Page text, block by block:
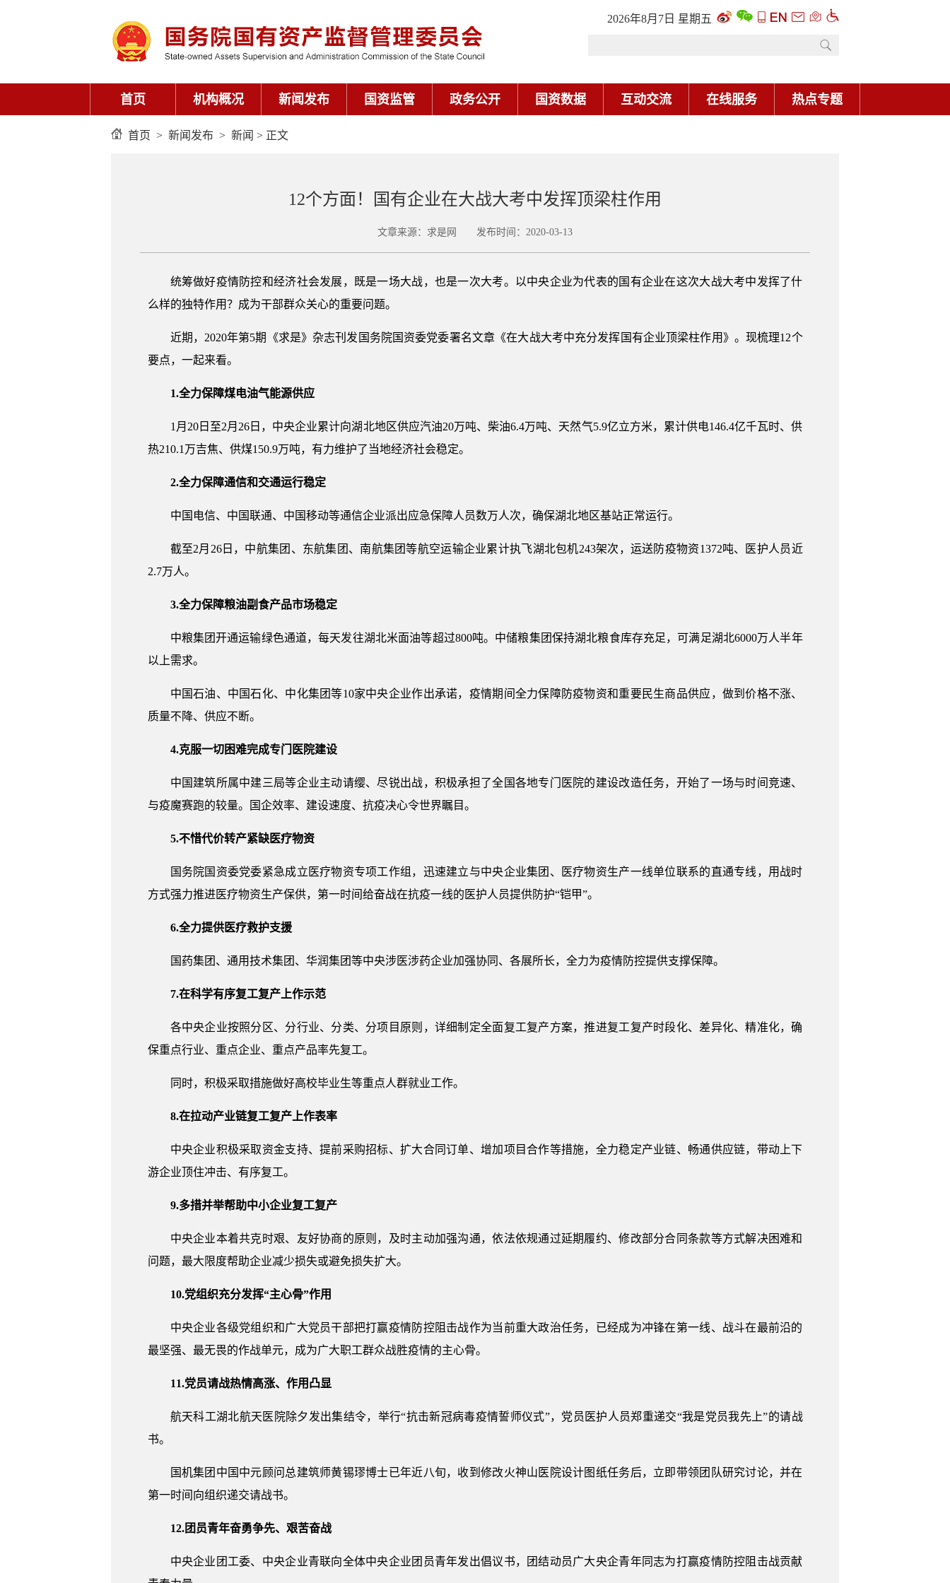
2026年8月7日 星期五
首页 机构概况 新闻发布 国资监管 政务公开 国资数据 互动交流 在线服务 热点专题
首页 > 新闻发布 > 新闻 > 正文
12个方面！国有企业在大战大考中发挥顶梁柱作用
文章来源：求是网 发布时间：2020-03-13
统筹做好疫情防控和经济社会发展，既是一场大战，也是一次大考。以中央企业为代表的国有企业在这次大战大考中发挥了什
么样的独特作用？成为干部群众关心的重要问题。
近期，2020年第5期《求是》杂志刊发国务院国资委党委署名文章《在大战大考中充分发挥国有企业顶梁柱作用》。现梳理12个
要点，一起来看。
1.全力保障煤电油气能源供应
1月20日至2月26日，中央企业累计向湖北地区供应汽油20万吨、柴油6.4万吨、天然气5.9亿立方米，累计供电146.4亿千瓦时、供
热210.1万吉焦、供煤150.9万吨，有力维护了当地经济社会稳定。
2.全力保障通信和交通运行稳定
中国电信、中国联通、中国移动等通信企业派出应急保障人员数万人次，确保湖北地区基站正常运行。
截至2月26日，中航集团、东航集团、南航集团等航空运输企业累计执飞湖北包机243架次，运送防疫物资1372吨、医护人员近
2.7万人。
3.全力保障粮油副食产品市场稳定
中粮集团开通运输绿色通道，每天发往湖北米面油等超过800吨。中储粮集团保持湖北粮食库存充足，可满足湖北6000万人半年
以上需求。
中国石油、中国石化、中化集团等10家中央企业作出承诺，疫情期间全力保障防疫物资和重要民生商品供应，做到价格不涨、
质量不降、供应不断。
4.克服一切困难完成专门医院建设
中国建筑所属中建三局等企业主动请缨、尽锐出战，积极承担了全国各地专门医院的建设改造任务，开始了一场与时间竞速、
与疫魔赛跑的较量。国企效率、建设速度、抗疫决心令世界瞩目。
5.不惜代价转产紧缺医疗物资
国务院国资委党委紧急成立医疗物资专项工作组，迅速建立与中央企业集团、医疗物资生产一线单位联系的直通专线，用战时
方式强力推进医疗物资生产保供，第一时间给奋战在抗疫一线的医护人员提供防护“铠甲”。
6.全力提供医疗救护支援
国药集团、通用技术集团、华润集团等中央涉医涉药企业加强协同、各展所长，全力为疫情防控提供支撑保障。
7.在科学有序复工复产上作示范
各中央企业按照分区、分行业、分类、分项目原则，详细制定全面复工复产方案，推进复工复产时段化、差异化、精准化，确
保重点行业、重点企业、重点产品率先复工。
同时，积极采取措施做好高校毕业生等重点人群就业工作。
8.在拉动产业链复工复产上作表率
中央企业积极采取资金支持、提前采购招标、扩大合同订单、增加项目合作等措施，全力稳定产业链、畅通供应链，带动上下
游企业顶住冲击、有序复工。
9.多措并举帮助中小企业复工复产
中央企业本着共克时艰、友好协商的原则，及时主动加强沟通，依法依规通过延期履约、修改部分合同条款等方式解决困难和
问题，最大限度帮助企业减少损失或避免损失扩大。
10.党组织充分发挥“主心骨”作用
中央企业各级党组织和广大党员干部把打赢疫情防控阻击战作为当前重大政治任务，已经成为冲锋在第一线、战斗在最前沿的
最坚强、最无畏的作战单元，成为广大职工群众战胜疫情的主心骨。
11.党员请战热情高涨、作用凸显
航天科工湖北航天医院除夕发出集结令，举行“抗击新冠病毒疫情誓师仪式”，党员医护人员郑重递交“我是党员我先上”的请战
书。
国机集团中国中元顾问总建筑师黄锡璆博士已年近八旬，收到修改火神山医院设计图纸任务后，立即带领团队研究讨论，并在
第一时间向组织递交请战书。
12.团员青年奋勇争先、艰苦奋战
中央企业团工委、中央企业青联向全体中央企业团员青年发出倡议书，团结动员广大央企青年同志为打赢疫情防控阻击战贡献